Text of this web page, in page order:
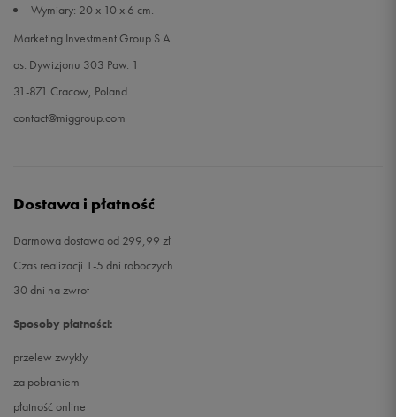
Wymiary: 20 x 10 x 6 cm.
Marketing Investment Group S.A.
os. Dywizjonu 303 Paw. 1
31-871 Cracow, Poland
contact@miggroup.com
Dostawa i płatność
Darmowa dostawa od 299,99 zł
Czas realizacji 1-5 dni roboczych
30 dni na zwrot
Sposoby płatności:
przelew zwykły
za pobraniem
płatność online